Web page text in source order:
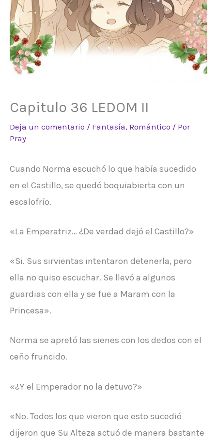
Capitulo 36 LEDOM II
Deja un comentario / Fantasía, Romántico / Por
Pray
Cuando Norma escuchó lo que había sucedido
en el Castillo, se quedó boquiabierta con un
escalofrío.
«La Emperatriz… ¿De verdad dejó el Castillo?»
«Si. Sus sirvientas intentaron detenerla, pero
ella no quiso escuchar. Se llevó a algunos
guardias con ella y se fue a Maram con la
Princesa».
Norma se apretó las sienes con los dedos con el
ceño fruncido.
«¿Y el Emperador no la detuvo?»
«No. Todos los que vieron que esto sucedió
dijeron que Su Alteza actuó de manera bastante